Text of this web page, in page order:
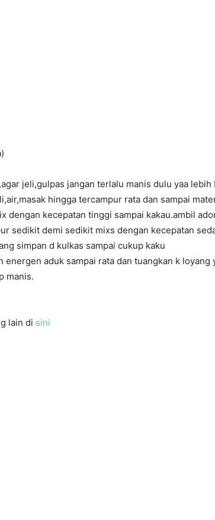
jeli,gulpas jangan terlalu manis dulu yaa lebih
hingga tercampur rata dan sampai
dengan kecepatan tinggi sampai kakau.ambil
sedikit demi sedikit mixs dengan kecepatan
simpan d kulkas sampai cukup kaku
energen aduk sampai rata dan tuangkan k loyang
manis.
lain di sini